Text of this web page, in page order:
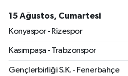
15 Ağustos, Cumartesi
Konyaspor - Rizespor
Kasımpaşa - Trabzonspor
Gençlerbirliği S.K. - Fenerbahçe